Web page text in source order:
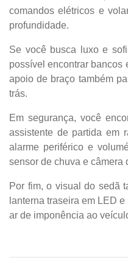
comandos elétricos e
profundidade.
Se você busca luxo e
possível encontrar bancos
apoio de braço também
trás.
Em segurança, você
assistente de partida em
alarme periférico e
sensor de chuva e câmera
Por fim, o visual do sedã
lanterna traseira em LED
ar de imponência ao